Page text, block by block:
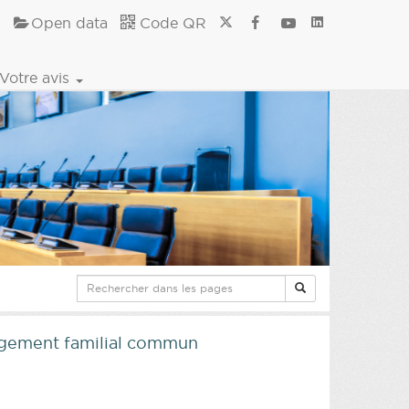
Open data Code QR
Votre avis
familial commun